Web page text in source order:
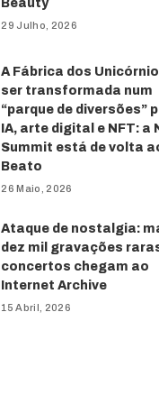
Beauty
29 Julho, 2026
A Fábrica dos
ser transformada num
“parque de diversões”
IA, arte digital e NFT: a
Summit está de volta
Beato
26 Maio, 2026
Ataque de nostalgia:
dez mil gravações
concertos chegam ao
Internet Archive
15 Abril, 2026